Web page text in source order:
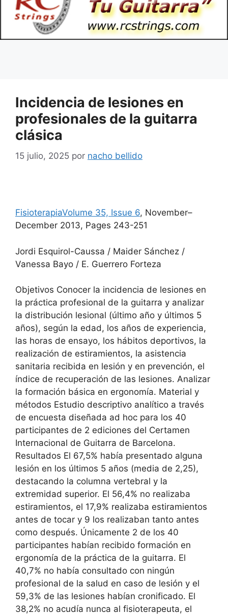
Incidencia de lesiones en
profesionales de la guitarra
clásica
15 julio, 2025 por nacho bellido
FisioterapiaVolume 35, Issue 6, November–
December 2013, Pages 243-251
Jordi Esquirol-Caussa / Maider Sánchez /
Vanessa Bayo / E. Guerrero Forteza
Objetivos Conocer la incidencia de lesiones en
la práctica profesional de la guitarra y analizar
la distribución lesional (último año y últimos 5
años), según la edad, los años de experiencia,
las horas de ensayo, los hábitos deportivos, la
realización de estiramientos, la asistencia
sanitaria recibida en lesión y en prevención, el
índice de recuperación de las lesiones. Analizar
la formación básica en ergonomía. Material y
métodos Estudio descriptivo analítico a través
de encuesta diseñada ad hoc para los 40
participantes de 2 ediciones del Certamen
Internacional de Guitarra de Barcelona.
Resultados El 67,5% había presentado alguna
lesión en los últimos 5 años (media de 2,25),
destacando la columna vertebral y la
extremidad superior. El 56,4% no realizaba
estiramientos, el 17,9% realizaba estiramientos
antes de tocar y 9 los realizaban tanto antes
como después. Únicamente 2 de los 40
participantes habían recibido formación en
ergonomía de la práctica de la guitarra. El
40,7% no había consultado con ningún
profesional de la salud en caso de lesión y el
59,3% de las lesiones habían cronificado. El
38,2% no acudía nunca al fisioterapeuta, el